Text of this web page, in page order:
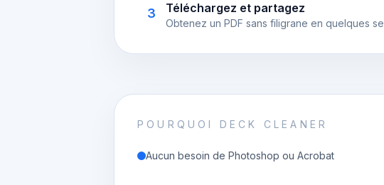
3 Téléchargez et partagez
Obtenez un PDF sans filigrane en quelques
POURQUOI DECK CLEANER
Aucun besoin de Photoshop ou Acrobat